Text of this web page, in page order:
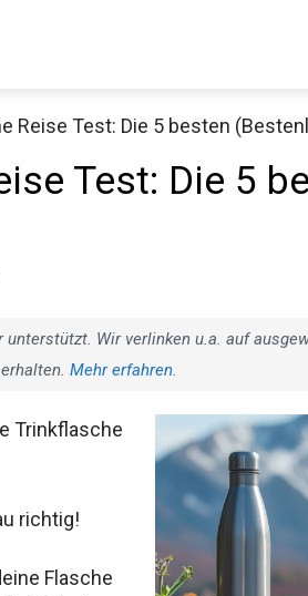
Reise Test: Die 5 besten
Test: Die 5
Wir verlinken u.a. auf
Mehr erfahren.
Trinkflasche
richtig!
Flasche